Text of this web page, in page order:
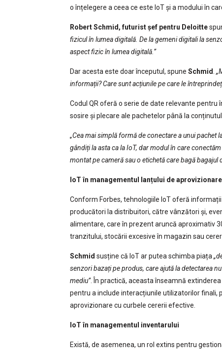
o înțelegere a ceea ce este IoT și a modului în
Robert Schmid, futurist șef pentru Deloitte
fizicul în lumea digitală. De la gemeni digitali la
aspect fizic în lumea digitală.”
Dar acesta este doar începutul, spune Schmid
informații? Care sunt acțiunile pe care le
Codul QR oferă o serie de date relevante
sosire și plecare ale pachetelor până la
„Cea mai simplă formă de conectare a unui pachet
gândiți la asta ca la IoT, dar modul în care
montat pe cameră sau o etichetă care bagă bagajul
IoT în managementul lanțului de aprovizionare
Conform Forbes, tehnologiile IoT oferă
producători la distribuitori, către vânzători și,
alimentare, care în prezent aruncă aproximativ
tranzitului, stocării excesive în magazin sau
Schmid susține că IoT ar putea schimba piața
senzori bazați pe produs, care ajută la detectarea
mediu”. În practică, aceasta înseamnă
pentru a include interacțiunile utilizatorilor finali,
aprovizionare cu curbele cererii efective.
IoT în managementul inventarului
Există, de asemenea, un rol extins pentru